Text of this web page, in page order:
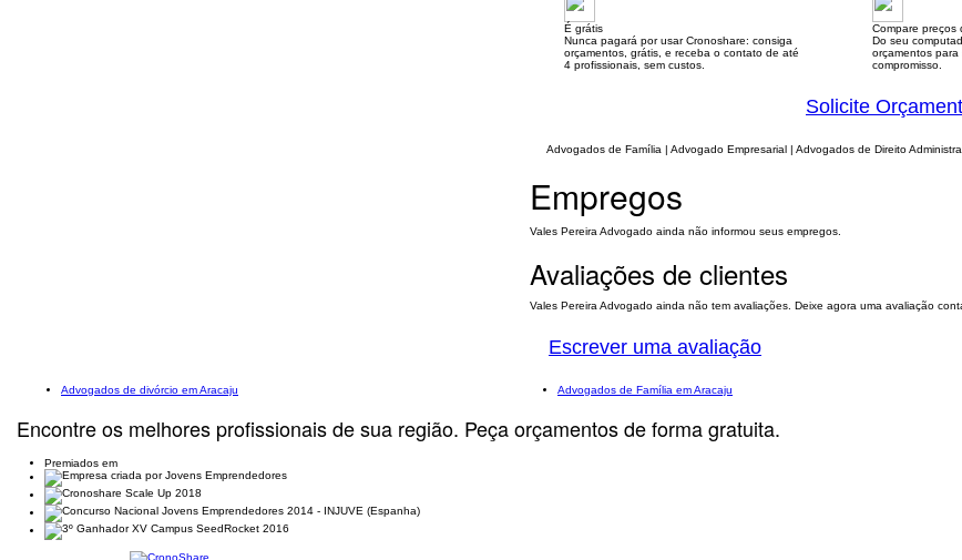
É grátis
Nunca pagará por usar Cronoshare: consiga
orçamentos, grátis, e receba o contato de até
4 profissionais, sem custos.
Compare preços
Do seu
orçamentos para
compromisso.
Solicite
Advogados de Família | Advogado Empresarial | Advogados de Direito
Empregos
Vales Pereira Advogado ainda não informou seus empregos.
Avaliações de clientes
Vales Pereira Advogado ainda não tem avaliações. Deixe agora uma avaliação
Escrever uma avaliação
Advogados de divórcio em Aracaju Advogados de Família em Aracaju
Encontre os melhores profissionais de sua região. Peça orçamentos de forma gratuita.
Premiados em